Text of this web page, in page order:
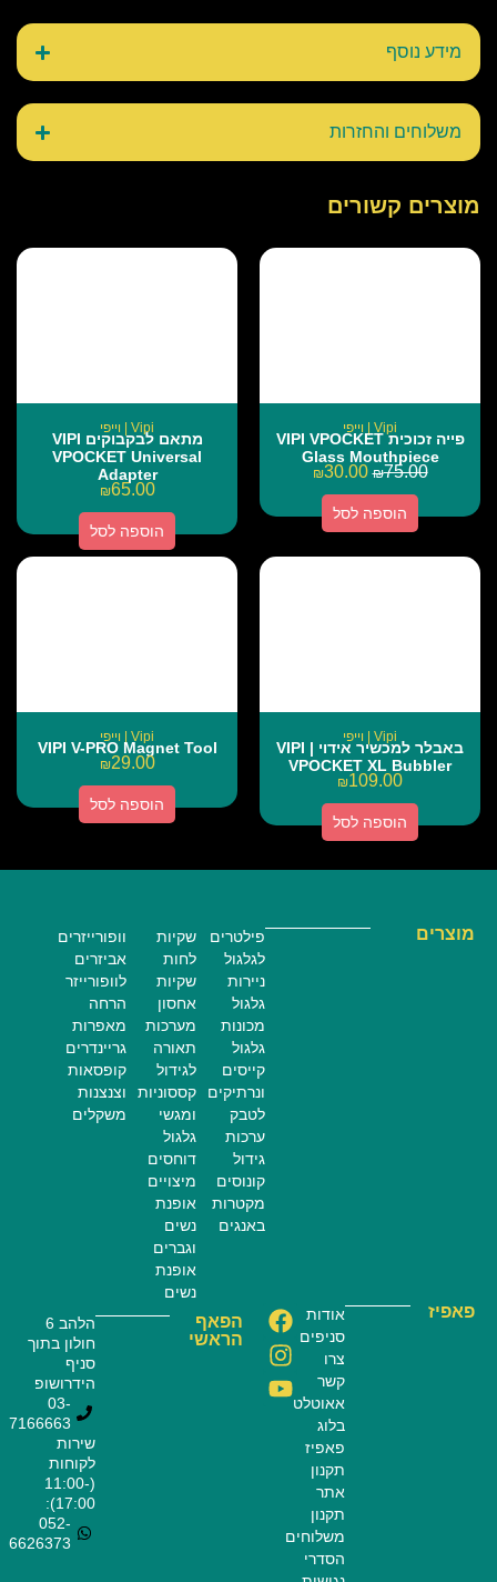
מידע נוסף
משלוחים והחזרות
מוצרים קשורים
Vipi | וייפי
פייה זכוכית VIPI VPOCKET
Glass Mouthpiece
₪75.00
₪30.00
הוספה לסל
Vipi | וייפי
מתאם לבקבוקים VIPI
VPOCKET Universal
Adapter
₪65.00
הוספה לסל
Vipi | וייפי
באבלר למכשיר אידוי | VIPI
VPOCKET XL Bubbler
₪109.00
הוספה לסל
Vipi | וייפי
VIPI V-PRO Magnet Tool
₪29.00
הוספה לסל
מוצרים
פילטרים
לגלגול
ניירות
גלגול
מכונות
גלגול
קייסים
ונרתיקים
לטבק
ערכות
גידול
קונוסים
מקטרות
באנגים
שקיות
לחות
שקיות
אחסון
מערכות
תאורה
לגידול
קססוניות
ומגשי
גלגול
דוחסים
מיצויים
אופנת
נשים
וגברים
אופנת
נשים
וופורייזרים
אביזרים
לוופורייזר
הרחה
מאפרות
גריינדרים
קופסאות
וצנצנות
משקלים
פאפיז
אודות
סניפים
צרו
קשר
אאוטלט
בלוג
פאפיז
תקנון
אתר
תקנון
משלוחים
הסדרי
הפאף
הראשי
הלהב 6
חולון בתוך
סניף
הידרושופ
03-
7166663
שירות
לקוחות
(11:00-
17:00):
052-
6626373